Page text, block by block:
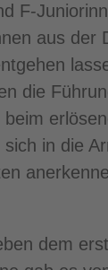
F-
aus der
die
in die
dem